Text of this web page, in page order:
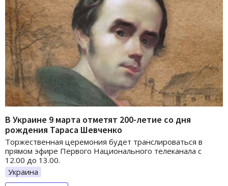
В Украине 9 марта отметят 200-летие со дня
рождения Тараса Шевченко
Торжественная церемония будет транслироваться в
прямом эфире Первого Национального телеканала с
12.00 до 13.00.
Украина